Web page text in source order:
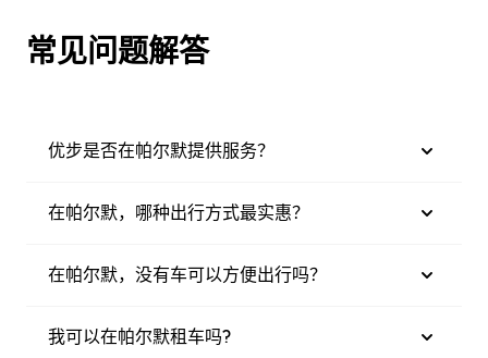
常见问题解答
优步是否在帕尔默提供服务？
在帕尔默，哪种出行方式最实惠？
在帕尔默，没有车可以方便出行吗？
我可以在帕尔默租车吗?